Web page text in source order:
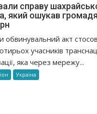
справу
який ошукав
обвинувальний акт
учасників
яка через мережу...
Україна